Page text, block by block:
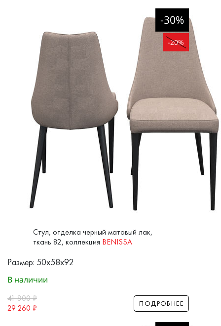
-30%
-20%
Стул, отделка черный матовый лак,
ткань 82, коллекция BENISSA
Размер: 50x58x92
В наличии
41 800₽
29 260 ₽ ПОДРОБНЕЕ